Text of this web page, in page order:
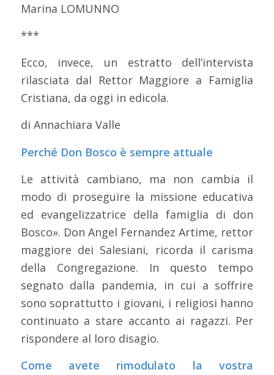
Marina LOMUNNO
***
Ecco, invece, un estratto dell’intervista
rilasciata dal Rettor Maggiore a Famiglia
Cristiana, da oggi in edicola.
di Annachiara Valle
Perché Don Bosco è sempre attuale
Le attività cambiano, ma non cambia il
modo di proseguire la missione educativa
ed evangelizzatrice della famiglia di don
Bosco». Don Angel Fernandez Artime, rettor
maggiore dei Salesiani, ricorda il carisma
della Congregazione. In questo tempo
segnato dalla pandemia, in cui a soffrire
sono soprattutto i giovani, i religiosi hanno
continuato a stare accanto ai ragazzi. Per
rispondere al loro disagio.
Come avete rimodulato la vostra